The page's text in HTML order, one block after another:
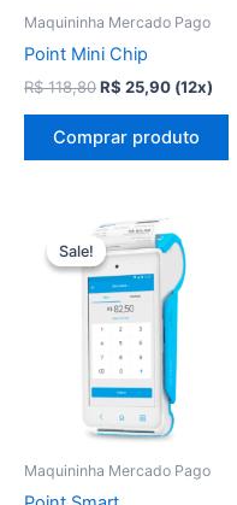
Maquininha Mercado Pago
Point Mini Chip
R$118,80O
era:
R$ 25,90O
atual
é:
(12x)
Comprar produto
Sale!
Sale!
Maquininha Mercado Pago